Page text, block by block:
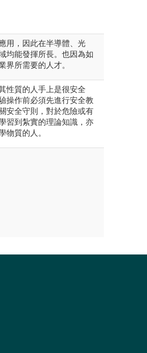
用，因此在半導體、光
均能發揮所長。也因為如
界所需要的人才。
性質的人手上是很安全
操作前必須先進行安全教
安全守則，對於危險或有
習到紮實的理論知識，亦
物質的人。